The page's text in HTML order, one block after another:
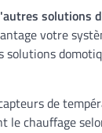
solutions
votre
solutions
de
le chauffage